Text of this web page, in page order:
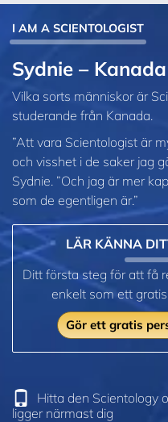
I AM A SCIENTOLOGIST
Sydnie – Kanada
Vilka sorts människor är
studerande från Kanada.
”Att vara Scientologist är
och visshet i de saker jag
Sydnie. ”Och jag är mer
som de egentligen är.”
LÄR KÄNNA
Ditt första steg för att få
enkelt som ett
Gör ett gratis
Hitta den Scientology
ligger närmast dig